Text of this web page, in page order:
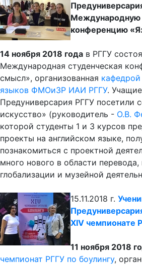
Международную
конференцию
14 ноября 2018 года в РГГУ
Международная студенческая
смысл», организованная
языков ФМОиЗР ИАИ РГГУ.
Предуниверсария РГГУ посетили
искусство» (руководитель - О.В.
которой студенты 1 и 3 курсов
проекты на английском языке,
познакомиться с проектной
много нового в области перевода,
глобализации и музейной
15.11.2018 г.
XIV чемпионате
11 ноября 2018
чемпионат РГГУ по боулингу,